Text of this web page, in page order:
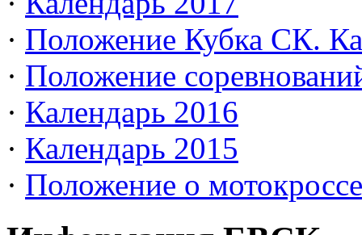
· Положение Кубка СК.
· Положение
· Календарь 2016
· Календарь 2015
· Положение о